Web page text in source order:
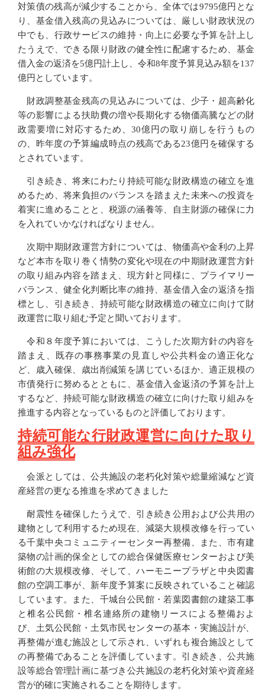
対策債の残高が減少することから、全体では9795億円とな
り、基金借入残高の見込みについては、厳しい財政状況の
中でも、行政サービスの維持・向上に必要な予算を計上し
たうえで、できる限り財政の健全性に配慮するため、基金
借入金の返済を5億円計上し、令和8年度予算見込み額を137
億円としています。
財政調整基金残高の見込みについては、少子・超高齢化
等の影響による扶助費の増や長期化する物価高騰などの財
政需要増に対応するため、30億円の取り崩しを行うもの
の、昨年度の予算編成時点の残高である23億円を確保する
とされています。
引き続き、将来にわたり持続可能な財政構造の確立を進
めるため、将来負担のバランスを踏まえた未来への投資を
着実に進めることと、税源の涵養等、自主財源の確保に力
を入れていかなければなりません。
次期中期財政運営方針については、物価高や金利の上昇
など本市を取り巻く情勢の変化や現在の中期財政運営方針
の取り組み内容を踏まえ、現方針と同様に、プライマリー
バランス、健全化判断比率の維持、基金借入金の返済を指
標とし、引き続き、持続可能な財政構造の確立に向けて財
政運営に取り組む予定と聞いております。
令和８年度予算においては、こうした次期方針の内容を
踏まえ、既存の事務事業の見直しや公共料金の適正化な
ど、歳入確保、歳出削減策を講じているほか、適正規模の
市債発行に努めるとともに、基金借入金返済の予算を計上
するなど、持続可能な財政構造の確立に向けた取り組みを
推進する内容となっているものと評価しております。
持続可能な行財政運営に向けた取り
組み強化
会派としては、公共施設の老朽化対策や総量縮減など資
産経営の更なる推進を求めてきました
耐震性を確保したうえで、引き続き公用および公共用の
建物として利用するため現在、減築大規模改修を行ってい
る千葉中央コミュニティーセンター再整備、また、市有建
築物の計画的保全としての総合保健医療センターおよび美
術館の大規模改修、そして、ハーモニープラザと中央図書
館の空調工事が、新年度予算案に反映されていること確認
しています。また、千城台公民館・若葉図書館の建築工事
と椎名公民館・椎名連絡所の建物リースによる整備およ
び、土気公民館・土気市民センターの基本・実施設計が、
再整備が進む施設として示され、いずれも複合施設として
の再整備であることを評価しています。引き続き、公共施
設等総合管理計画に基づき公共施設の老朽化対策や資産経
営が的確に実施されることを期待します。